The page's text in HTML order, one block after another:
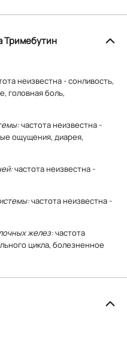
Тримебутин
неизвестна - сонливость,
головная боль,
частота неизвестна -
ощущения, диарея,
частота неизвестна -
частота неизвестна -
желез:частота
цикла, болезненное